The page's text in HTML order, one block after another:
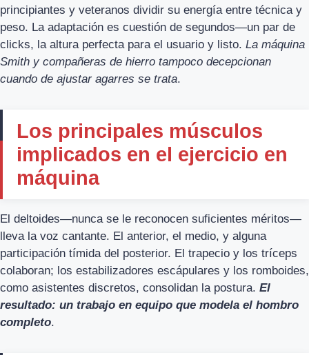
principiantes y veteranos dividir su energía entre técnica y
peso. La adaptación es cuestión de segundos—un par de
clicks, la altura perfecta para el usuario y listo. La máquina
Smith y compañeras de hierro tampoco decepcionan
cuando de ajustar agarres se trata.
Los principales músculos
implicados en el ejercicio en
máquina
El deltoides—nunca se le reconocen suficientes méritos—
lleva la voz cantante. El anterior, el medio, y alguna
participación tímida del posterior. El trapecio y los tríceps
colaboran; los estabilizadores escápulares y los romboides,
como asistentes discretos, consolidan la postura. El
resultado: un trabajo en equipo que modela el hombro
completo.